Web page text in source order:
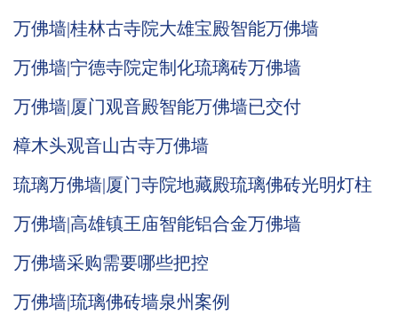
万佛墙|桂林古寺院大雄宝殿智能万佛墙
万佛墙|宁德寺院定制化琉璃砖万佛墙
万佛墙|厦门观音殿智能万佛墙已交付
樟木头观音山古寺万佛墙
琉璃万佛墙|厦门寺院地藏殿琉璃佛砖光明灯柱
万佛墙|高雄镇王庙智能铝合金万佛墙
万佛墙采购需要哪些把控
万佛墙|琉璃佛砖墙泉州案例